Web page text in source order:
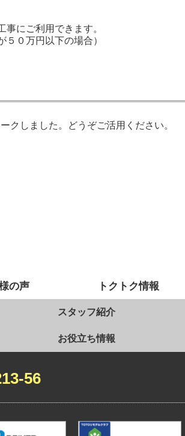
にご利用できます。
０万円以下の場合）
クしました。どうぞご活用ください。
の声 トクトク情報
スタッフ紹介
お役立ち情報
56